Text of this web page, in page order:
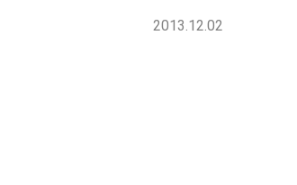
2013.12.02